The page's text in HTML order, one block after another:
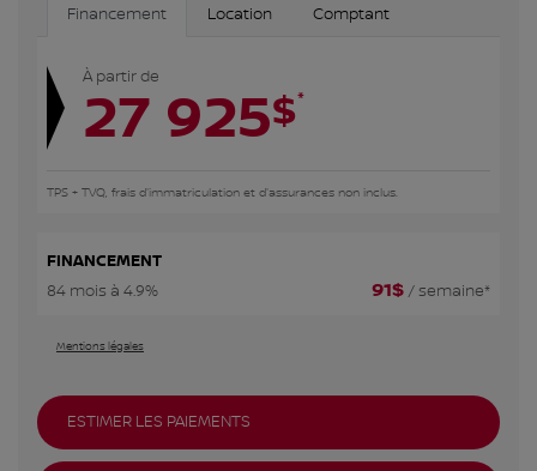
Financement Location Comptant
À partir de
27 925$*
TPS + TVQ, frais d'immatriculation et d'assurances non inclus.
FINANCEMENT
84 mois à 4.9%
91$ / semaine*
Mentions légales
ESTIMER LES PAIEMENTS